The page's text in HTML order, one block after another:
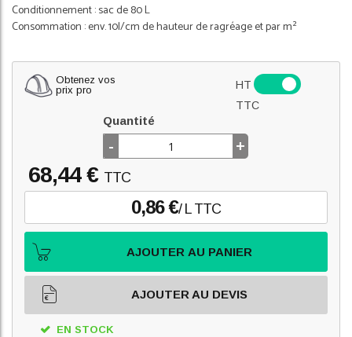
Conditionnement : sac de 80 L
Consommation : env. 10l/cm de hauteur de ragréage et par m²
Obtenez vos
prix pro
HT
TTC
Quantité
- +
68,44 € TTC
0,86 €/ L TTC
AJOUTER AU PANIER
AJOUTER AU DEVIS
EN STOCK